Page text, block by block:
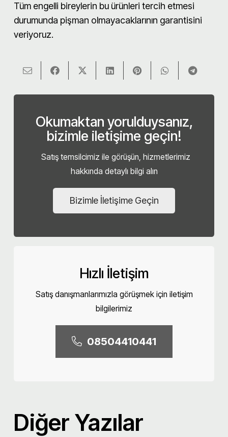
Tüm engelli bireylerin bu ürünleri tercih etmesi
durumunda pişman olmayacaklarının garantisini
veriyoruz.
Okumaktan yorulduysanız,
bizimle iletişime geçin!
Satış temsilcimiz ile görüşün, hizmetlerimiz
hakkında detaylı bilgi alın
Bizimle İletişime Geçin
Hızlı İletişim
Satış danışmanlarımızla görüşmek için iletişim
bilgilerimiz
08504410441
Diğer Yazılar